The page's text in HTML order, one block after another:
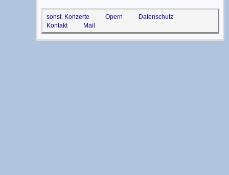
sonst. Konzerte Opern
Datenschutz
Kontakt
Mail